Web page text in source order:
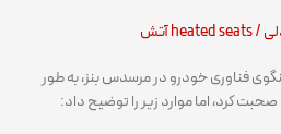
فناوری خودرو در مرسدس بنز، به طور
کرد، اما موارد زیر را توضیح داد: